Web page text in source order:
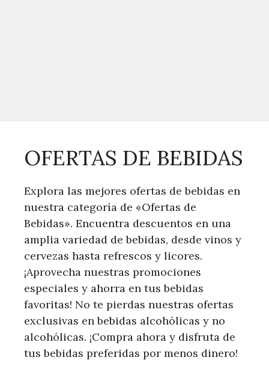
OFERTAS DE BEBIDAS
Explora las mejores ofertas de bebidas en
nuestra categoría de «Ofertas de
Bebidas». Encuentra descuentos en una
amplia variedad de bebidas, desde vinos y
cervezas hasta refrescos y licores.
¡Aprovecha nuestras promociones
especiales y ahorra en tus bebidas
favoritas! No te pierdas nuestras ofertas
exclusivas en bebidas alcohólicas y no
alcohólicas. ¡Compra ahora y disfruta de
tus bebidas preferidas por menos dinero!